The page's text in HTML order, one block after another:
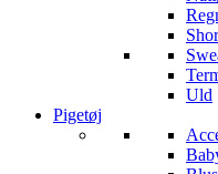
Uld
Pigetøj